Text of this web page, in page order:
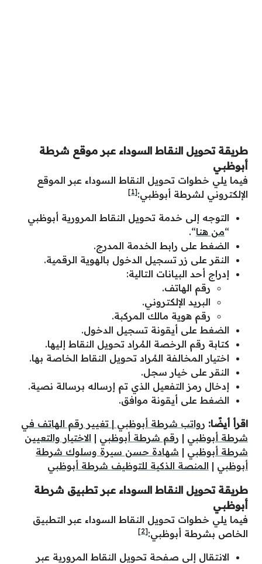
طريقة تحويل النقاط السوداء عبر موقع شرطة
أبوظبي
فيما يلي خطوات تحويل النقاط السوداء عبر الموقع
الإلكتروني لشرطة أبوظبي:[1]
التوجه إلى خدمة تحويل النقاط المرورية أبوظبي
“من هنا“.
الضغط على رابط الخدمة المدرج.
النقر على زر تسجيل الدخول بالهوية الرقمية.
إدراج أحد البيانات التالية:
رقم الهاتف.
البريد الإلكتروني.
رقم هوية مالك المركبة.
الضغط على أيقونة تسجيل الدخول.
كتابة رقم الرخصة المُراد تحويل النقاط إليها.
اختيار المخالفة المُراد تحويل النقاط الخاصة بها.
النقر على خيار سجل.
إدخال رمز التفعيل الذي تم إرساله برسالة نصية.
الضغط على أيقونة موافق.
اقرأ أيضًا: رواتب شرطة أبوظبي | تغيير رقم الهاتف في
شرطة أبوظبي | رقم شرطة أبوظبي | الاختيار والتعيين
شرطة أبوظبي | شهادة حسن سيرة وسلوك شرطة
أبوظبي | المنصة الذكية للتوظيف شرطة أبوظبي
طريقة تحويل النقاط السوداء عبر تطبيق شرطة
أبوظبي
فيما يلي خطوات تحويل النقاط السوداء عبر التطبيق
الخاص بشرطة أبوظبي:[2]
الانتقال إلى صفحة تحويل النقاط المرورية عبر